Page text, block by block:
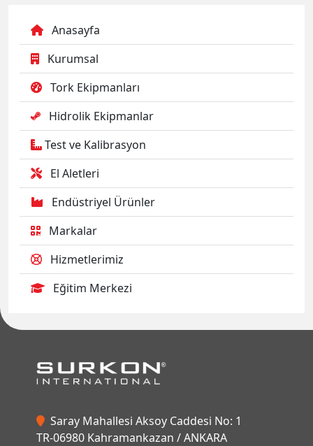
Anasayfa
Kurumsal
Tork Ekipmanları
Hidrolik Ekipmanlar
Test ve Kalibrasyon
El Aletleri
Endüstriyel Ürünler
Markalar
Hizmetlerimiz
Eğitim Merkezi
Saray Mahallesi Aksoy Caddesi No: 1
TR-06980 Kahramankazan / ANKARA